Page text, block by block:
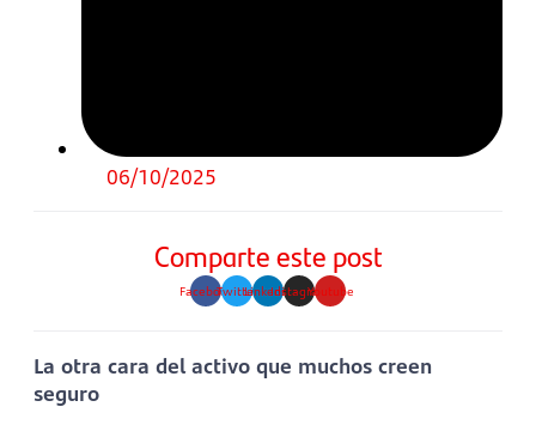
06/10/2025
Comparte este post
FacebookTwitterLinkedinInstagramYoutube
La otra cara del activo que muchos creen
seguro